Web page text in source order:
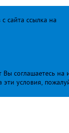
сайта ссылка на
соглашаетесь
условия,